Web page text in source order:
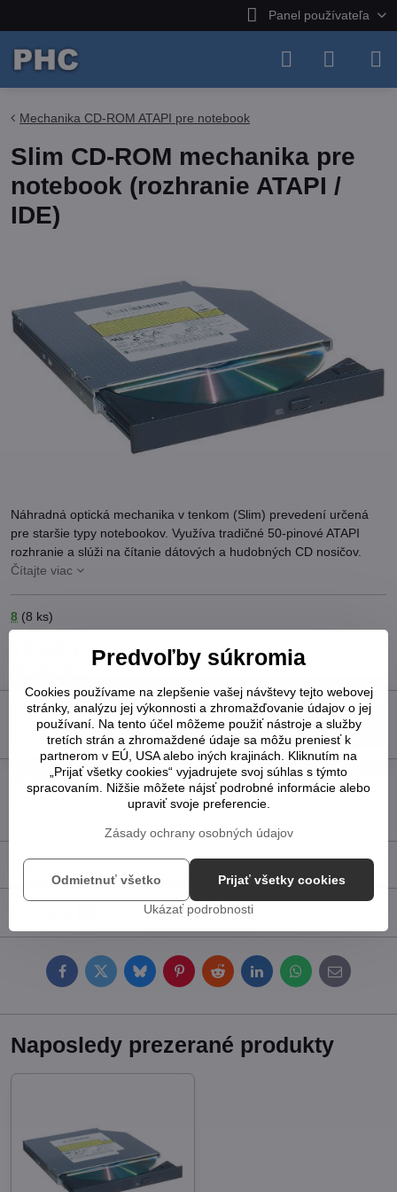
Panel používateľa
Mechanika CD-ROM ATAPI pre notebook
Slim CD-ROM mechanika pre
notebook (rozhranie ATAPI /
IDE)
Náhradná optická mechanika v tenkom (Slim) prevedení určená
pre staršie typy notebookov. Využíva tradičné 50-pinové ATAPI
rozhranie a slúži na čítanie dátových a hudobných CD nosičov.
Čítajte viac
8 (8 ks)
Do košíka
Pridať k Obľúbeným Otázka k produktu
Strážny pes
Popis
FacebookTwitterBlueskyPinterestRedditLinkedInWhatsApp
E-
mail
Naposledy prezerané produkty
Predvoľby súkromia
Cookies používame na zlepšenie vašej návštevy tejto webovej
stránky, analýzu jej výkonnosti a zhromažďovanie údajov o jej
používaní. Na tento účel môžeme použiť nástroje a služby
tretích strán a zhromaždené údaje sa môžu preniesť k
partnerom v EÚ, USA alebo iných krajinách. Kliknutím na
„Prijať všetky cookies“ vyjadrujete svoj súhlas s týmto
spracovaním. Nižšie môžete nájsť podrobné informácie alebo
upraviť svoje preferencie.
Zásady ochrany osobných údajov
Ukázať podrobnosti
Prijať všetky cookies
Odmietnuť všetko